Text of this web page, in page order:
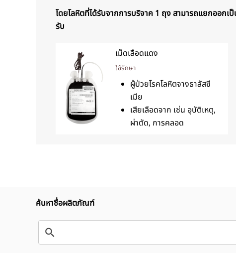
โดยโลหิตที่ได้รับจากการบริจาค 1 ถุง สามารถแยกออกเ
รับ
เม็ดเลือดแดง
ใช้รักษา
ผู้ป่วยโรคโลหิตจางธาลัสซี
เมีย
เสียเลือดจาก เช่น อุบัติเหตุ,
ผ่าตัด, การคลอด
ค้นหาชื่อผลิตภัณฑ์